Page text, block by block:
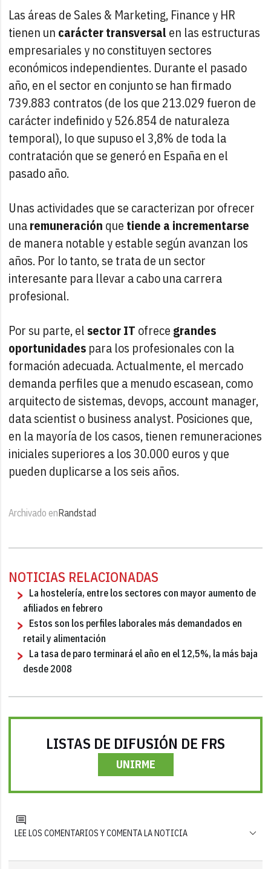
Las áreas de Sales & Marketing, Finance y HR
tienen un carácter transversalen las estructuras
empresariales y no constituyen sectores
económicos independientes. Durante el pasado
año, en el sector en conjunto se han firmado
739.883 contratos (de los que 213.029 fueron de
carácter indefinido y 526.854 de naturaleza
temporal), lo que supuso el 3,8% de toda la
contratación que se generó en España en el
pasado año.
Unas actividades que se caracterizan por ofrecer
unaremuneración que tiende a incrementarse
de manera notable y estable según avanzan los
años. Por lo tanto, se trata de un sector
interesante para llevar a cabo una carrera
profesional.
Por su parte, el sector IT ofrece grandes
oportunidades para los profesionales con la
formación adecuada. Actualmente, el mercado
demanda perfiles que a menudo escasean, como
arquitecto de sistemas, devops, account manager,
data scientist o business analyst. Posiciones que,
en la mayoría de los casos, tienen remuneraciones
iniciales superiores a los 30.000 euros y que
pueden duplicarse a los seis años.
Archivado enRandstad
NOTICIAS RELACIONADAS
La hostelería, entre los sectores con mayor aumento de
afiliados en febrero
Estos son los perfiles laborales más demandados en
retail y alimentación
La tasa de paro terminará el año en el 12,5%, la más baja
desde 2008
LISTAS DE DIFUSIÓN DE FRS
UNIRME
LEE LOS COMENTARIOS Y COMENTA LA NOTICIA